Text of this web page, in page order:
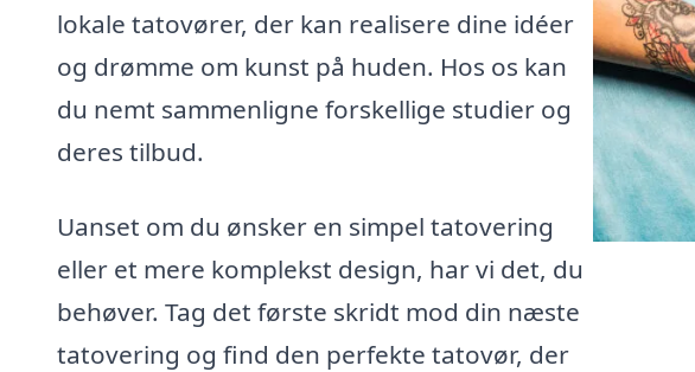
lokale tatovører, der kan realisere dine idéer
og drømme om kunst på huden. Hos os kan
du nemt sammenligne forskellige studier og
deres tilbud.
Uanset om du ønsker en simpel tatovering
eller et mere komplekst design, har vi det, du
behøver. Tag det første skridt mod din næste
tatovering og find den perfekte tatovør, der